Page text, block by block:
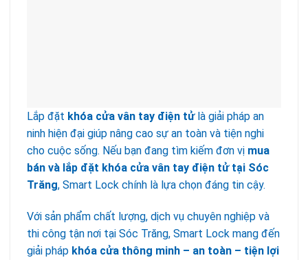
Lắp đặt khóa cửa vân tay điện tửlà giải pháp an
ninh hiện đại giúp nâng cao sự an toàn và tiện nghi
cho cuộc sống. Nếu bạn đang tìm kiếm đơn vị mua
bán và lắp đặt khóa cửa vân tay điện tử tại Sóc
Trăng, Smart Lock chính là lựa chọn đáng tin cậy.
Với sản phẩm chất lượng, dịch vụ chuyên nghiệp và
thi công tận nơi tại Sóc Trăng, Smart Lock mang đến
giải pháp khóa cửa thông minh – an toàn – tiện lợi